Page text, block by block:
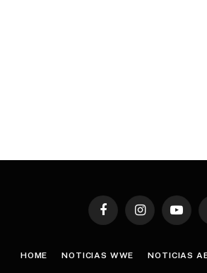
FacebookInstagramYouTube
HOME NOTICIAS WWE NOTICIAS